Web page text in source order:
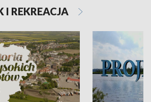
I REKREACJA